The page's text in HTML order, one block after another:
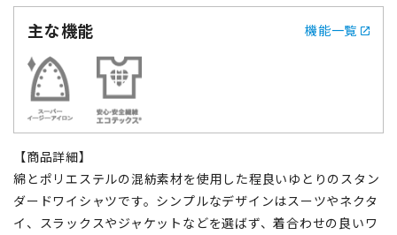
主な機能
機能一覧
【商品詳細】
綿とポリエステルの混紡素材を使用した程良いゆとりのスタン
ダードワイシャツです。シンプルなデザインはスーツやネクタ
イ、スラックスやジャケットなどを選ばず、着合わせの良いワ